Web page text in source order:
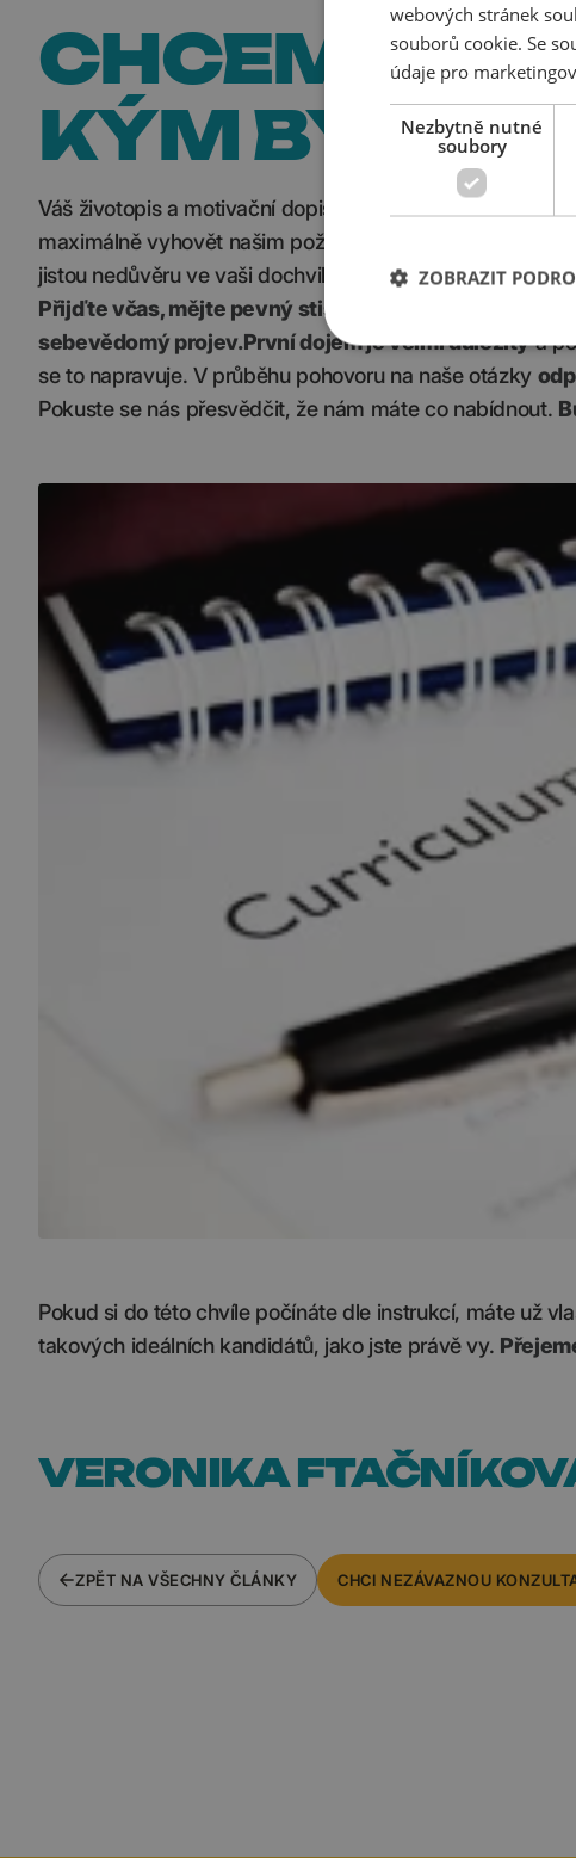
CHCEME
KÝM BYSTE
Váš životopis a motivační dopis nás zaujaly a nastává
maximálně vyhovět našim požadavkům na termín,
jistou nedůvěru ve vaši dochvilnost a time
Přijďte včas, mějte pevný stisk ruky
sebevědomý projev.První dojem je velmi důležitýa
se to napravuje. V průběhu pohovoru na naše otázky
Pokuste se nás přesvědčit, že nám máte co nabídnout.
Pokud si do této chvíle počínáte dle instrukcí, máte už
takových ideálních kandidátů, jako jste právě vy.
VERONIKA
ZPĚT NA VŠECHNY ČLÁNKY CHCI NEZÁVAZNOU
webových stránek
souborů cookie. Se
údaje pro
Nezbytně nutné
soubory
ZOBRAZIT